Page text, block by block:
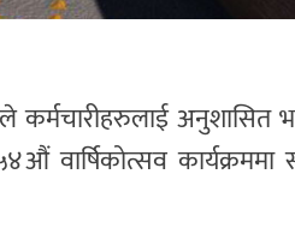
कर्मचारीहरुलाई
कार्यक्रममा